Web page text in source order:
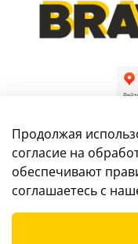
Информация,
© 2017-2024
Продолжая
согласие на
обеспечивают
соглашаетесь с